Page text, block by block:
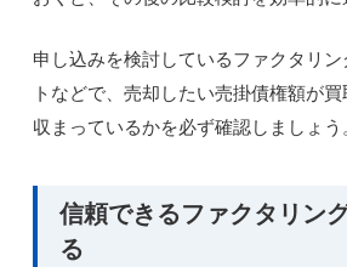
申し込みを検討しているファクタリ
トなどで、売却したい売掛債権額が
収まっているかを必ず確認しましょう
信頼できるファクタリン
る